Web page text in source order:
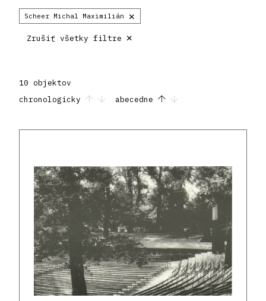
Scheer Michal Maximilián ×
Zrušiť všetky filtre ×
10 objektov
chronologicky
abecedne